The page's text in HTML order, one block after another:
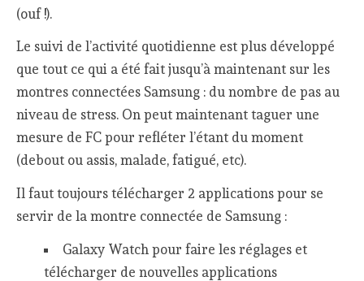
(ouf !).
Le suivi de l’activité quotidienne est plus développé
que tout ce qui a été fait jusqu’à maintenant sur les
montres connectées Samsung : du nombre de pas au
niveau de stress. On peut maintenant taguer une
mesure de FC pour refléter l’étant du moment
(debout ou assis, malade, fatigué, etc).
Il faut toujours télécharger 2 applications pour se
servir de la montre connectée de Samsung :
Galaxy Watch pour faire les réglages et
télécharger de nouvelles applications